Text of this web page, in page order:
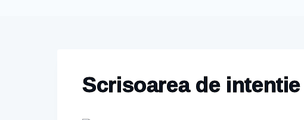
Scrisoarea de intentie